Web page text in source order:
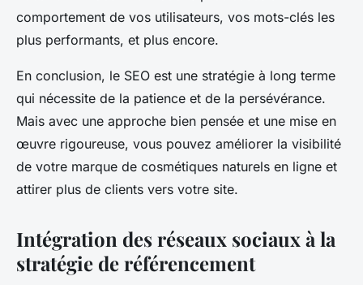
comportement de vos utilisateurs, vos mots-clés les
plus performants, et plus encore.
En conclusion, le SEO est une stratégie à long terme
qui nécessite de la patience et de la persévérance.
Mais avec une approche bien pensée et une mise en
œuvre rigoureuse, vous pouvez améliorer la visibilité
de votre marque de cosmétiques naturels en ligne et
attirer plus de clients vers votre site.
Intégration des réseaux sociaux à la
stratégie de référencement